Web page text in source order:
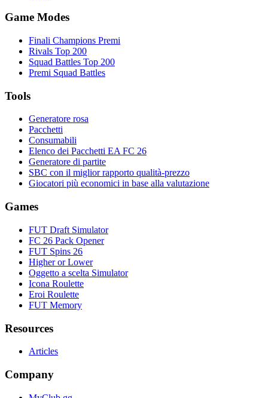
Game Modes
Finali Champions Premi
Rivals Top 200
Squad Battles Top 200
Premi Squad Battles
Tools
Generatore rosa
Pacchetti
Consumabili
Elenco dei Pacchetti EA FC 26
Generatore di partite
SBC con il miglior rapporto qualità-prezzo
Giocatori più economici in base alla valutazione
Games
FUT Draft Simulator
FC 26 Pack Opener
FUT Spins 26
Higher or Lower
Oggetto a scelta Simulator
Icona Roulette
Eroi Roulette
FUT Memory
Resources
Articles
Company